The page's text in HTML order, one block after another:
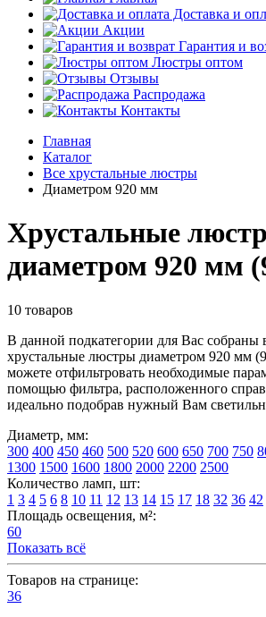
Доставка и
Акции
Гарантия и
Люстры оптом
Отзывы
Распродажа
Контакты
Главная
Каталог
Все хрустальные люстры
Диаметром 920 мм
Хрустальные
диаметром 920 мм
10 товаров
В данной подкатегории для Вас собраны
хрустальные люстры диаметром 920 мм
можете отфильтровать необходимые
помощью фильтра, расположенного
идеально подобрав нужный Вам
Диаметр, мм:
300 400 450 460 500 520 600 650 700 750
1300 1500 1600 1800 2000 2200 2500
Количество ламп, шт:
1 3 4 5 6 8 10 11 12 13 14 15 17 18 32 36 42
Площадь освещения, м²:
60
Показать всё
Товаров на странице:
36